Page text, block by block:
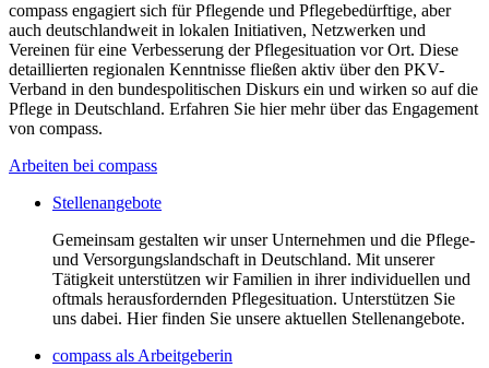
compass engagiert sich für Pflegende und Pflegebedürftige, aber
auch deutschlandweit in lokalen Initiativen, Netzwerken und
Vereinen für eine Verbesserung der Pflegesituation vor Ort. Diese
detaillierten regionalen Kenntnisse fließen aktiv über den PKV-
Verband in den bundespolitischen Diskurs ein und wirken so auf die
Pflege in Deutschland. Erfahren Sie hier mehr über das Engagement
von compass.
Arbeiten bei compass
Stellenangebote
Gemeinsam gestalten wir unser Unternehmen und die Pflege-
und Versorgungslandschaft in Deutschland. Mit unserer
Tätigkeit unterstützen wir Familien in ihrer individuellen und
oftmals herausfordernden Pflegesituation. Unterstützen Sie
uns dabei. Hier finden Sie unsere aktuellen Stellenangebote.
compass als Arbeitgeberin